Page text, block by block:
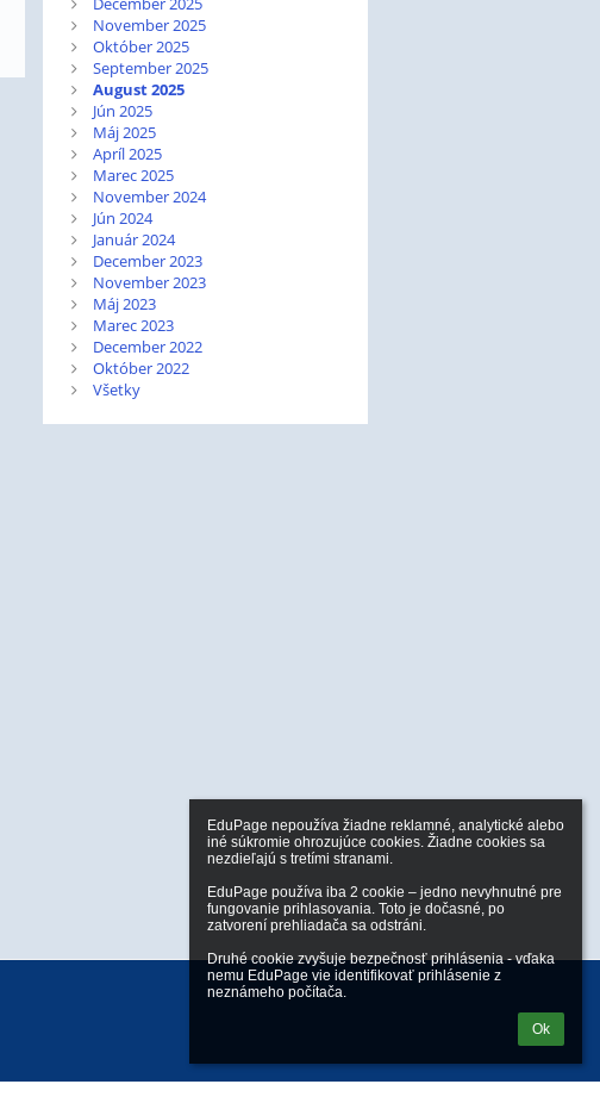
EduPage nepoužíva žiadne reklamné, analytické alebo
iné súkromie ohrozujúce cookies. Žiadne cookies sa
nezdieľajú s tretími stranami.
EduPage používa iba 2 cookie – jedno nevyhnutné pre
fungovanie prihlasovania. Toto je dočasné, po
zatvorení prehliadača sa odstráni.
Druhé cookie zvyšuje bezpečnosť prihlásenia - vďaka
nemu EduPage vie identifikovať prihlásenie z
neznámeho počítača.
Ok
November 2025
Október 2025
September 2025
August 2025
Jún 2025
Máj 2025
Apríl 2025
Marec 2025
November 2024
Jún 2024
Január 2024
December 2023
November 2023
Máj 2023
Marec 2023
December 2022
Október 2022
Všetky